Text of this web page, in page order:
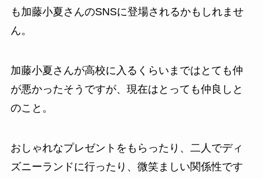
も加藤小夏さんのSNSに登場されるかもしれませ
ん。
加藤小夏さんが高校に入るくらいまではとても仲
が悪かったそうですが、現在はとっても仲良しと
のこと。
おしゃれなプレゼントをもらったり、二人でディ
ズニーランドに行ったり、微笑ましい関係性です